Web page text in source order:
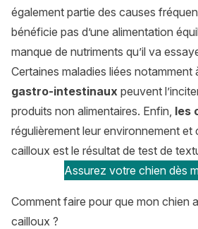
également partie des causes
bénéficie pas d’une alimentation
manque de nutriments qu’il va
Certaines maladies liées notamment
gastro-intestinaux peuvent
produits non alimentaires. Enfin, les
régulièrement leur environnement et
cailloux est le résultat de test de
Assurez votre chien dès
Comment faire pour que mon chien
cailloux ?